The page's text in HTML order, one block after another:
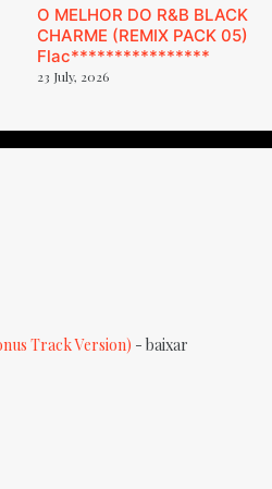
O MELHOR DO R&B BLACK
CHARME (REMIX PACK 05)
Flac****************
23 July, 2026
Track Version) - baixar